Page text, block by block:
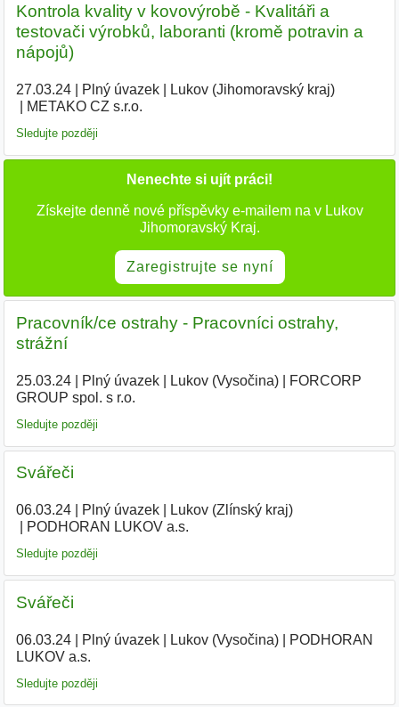
Kontrola kvality v kovovýrobě - Kvalitáři a
testovači výrobků, laboranti (kromě potravin a
nápojů)
27.03.24| Plný úvazek| Lukov (Jihomoravský kraj)|
METAKO CZ s.r.o.
Sledujte později
Nenechte si ujít práci!
Získejte denně nové příspěvky e-mailem na v Lukov
Jihomoravský Kraj.
Zaregistrujte se nyní
Pracovník/ce ostrahy - Pracovníci ostrahy,
strážní
25.03.24| Plný úvazek| Lukov (Vysočina)|
FORCORP
GROUP spol. s r.o.
Sledujte později
Svářeči
06.03.24| Plný úvazek| Lukov (Zlínský kraj)|
PODHORAN LUKOV a.s.
Sledujte později
Svářeči
06.03.24| Plný úvazek| Lukov (Vysočina)|
PODHORAN
LUKOV a.s.
Sledujte později